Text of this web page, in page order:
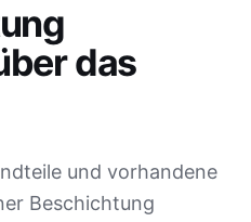
das
und vorhandene
Beschichtung